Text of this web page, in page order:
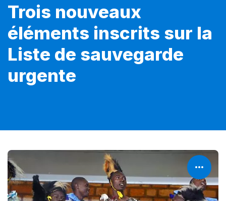
Trois nouveaux
éléments inscrits sur la
Liste de sauvegarde
urgente